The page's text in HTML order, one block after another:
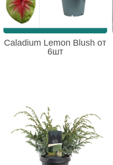
Caladium Lemon Blush от
6шт